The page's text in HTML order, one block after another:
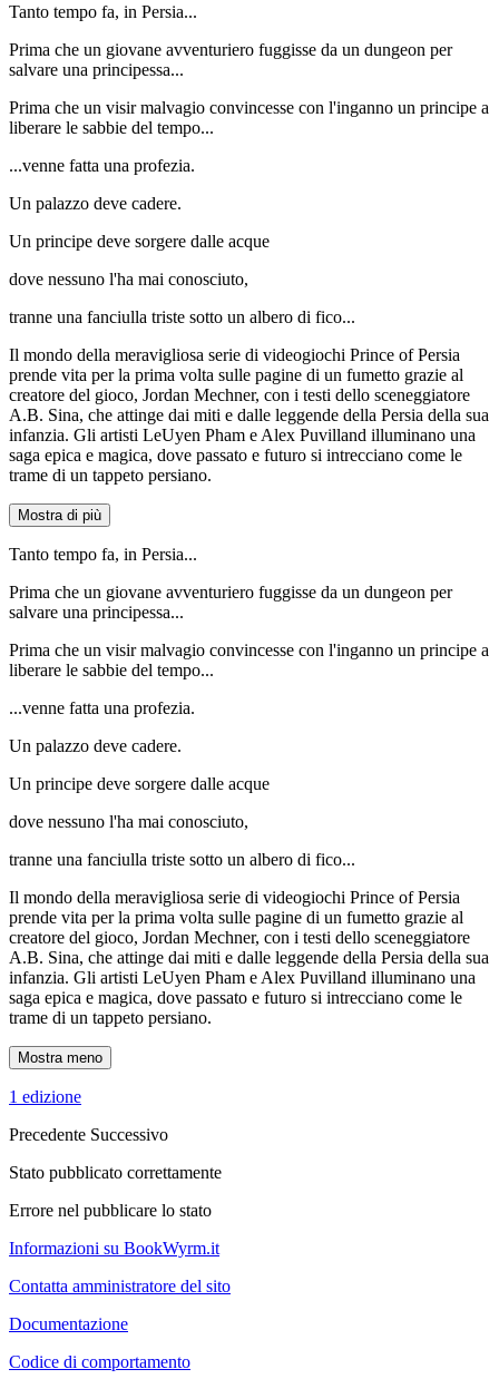
Tanto tempo fa, in Persia...
Prima che un giovane avventuriero fuggisse da un dungeon per
salvare una principessa...
Prima che un visir malvagio convincesse con l'inganno un principe a
liberare le sabbie del tempo...
...venne fatta una profezia.
Un palazzo deve cadere.
Un principe deve sorgere dalle acque
dove nessuno l'ha mai conosciuto,
tranne una fanciulla triste sotto un albero di fico...
Il mondo della meravigliosa serie di videogiochi Prince of Persia
prende vita per la prima volta sulle pagine di un fumetto grazie al
creatore del gioco, Jordan Mechner, con i testi dello sceneggiatore
A.B. Sina, che attinge dai miti e dalle leggende della Persia della sua
infanzia. Gli artisti LeUyen Pham e Alex Puvilland illuminano una
saga epica e magica, dove passato e futuro si intrecciano come le
trame di un tappeto persiano.
Mostra di più
Tanto tempo fa, in Persia...
Prima che un giovane avventuriero fuggisse da un dungeon per
salvare una principessa...
Prima che un visir malvagio convincesse con l'inganno un principe a
liberare le sabbie del tempo...
...venne fatta una profezia.
Un palazzo deve cadere.
Un principe deve sorgere dalle acque
dove nessuno l'ha mai conosciuto,
tranne una fanciulla triste sotto un albero di fico...
Il mondo della meravigliosa serie di videogiochi Prince of Persia
prende vita per la prima volta sulle pagine di un fumetto grazie al
creatore del gioco, Jordan Mechner, con i testi dello sceneggiatore
A.B. Sina, che attinge dai miti e dalle leggende della Persia della sua
infanzia. Gli artisti LeUyen Pham e Alex Puvilland illuminano una
saga epica e magica, dove passato e futuro si intrecciano come le
trame di un tappeto persiano.
Mostra meno
1 edizione
Precedente Successivo
Stato pubblicato correttamente
Errore nel pubblicare lo stato
Informazioni su BookWyrm.it
Contatta amministratore del sito
Documentazione
Codice di comportamento